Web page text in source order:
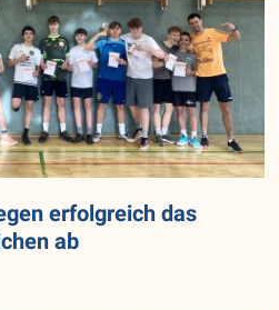
erfolgreich das
ab